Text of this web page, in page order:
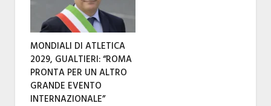
MONDIALI DI ATLETICA
2029, GUALTIERI: “ROMA
PRONTA PER UN ALTRO
GRANDE EVENTO
INTERNAZIONALE”